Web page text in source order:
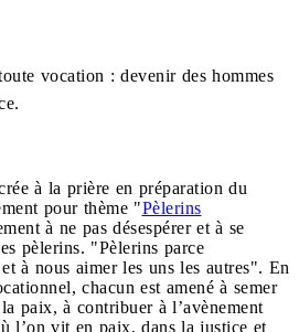
vocation : devenir des hommes
à la prière en préparation du
pour thème "Pèlerins
à ne pas désespérer et à se
pèlerins. "Pèlerins parce
à nous aimer les uns les autres". En
chacun est amené à semer
paix, à contribuer à l’avènement
l’on vit en paix, dans la justice et